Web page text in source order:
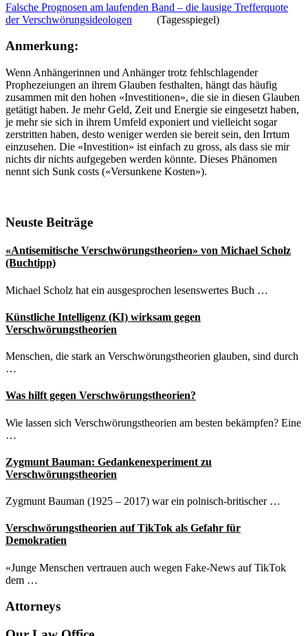
Falsche Prognosen am laufenden Band – die lausige Trefferquote
der Verschwörungsideologen (Tagesspiegel)
Anmerkung:
Wenn Anhängerinnen und Anhänger trotz fehlschlagender
Prophezeiungen an ihrem Glauben festhalten, hängt das häufig
zusammen mit den hohen «Investitionen», die sie in diesen Glauben
getätigt haben. Je mehr Geld, Zeit und Energie sie eingesetzt haben,
je mehr sie sich in ihrem Umfeld exponiert und vielleicht sogar
zerstritten haben, desto weniger werden sie bereit sein, den Irrtum
einzusehen. Die «Investition» ist einfach zu gross, als dass sie mir
nichts dir nichts aufgegeben werden könnte. Dieses Phänomen
nennt sich Sunk costs («Versunkene Kosten»).
Seitenspalte
Neuste Beiträge
«Antisemitische Verschwörungstheorien» von Michael Scholz
(Buchtipp)
Michael Scholz hat ein ausgesprochen lesenswertes Buch …
Künstliche Intelligenz (KI) wirksam gegen
Verschwörungstheorien
Menschen, die stark an Verschwörungstheorien glauben, sind durch
…
Was hilft gegen Verschwörungstheorien?
Wie lassen sich Verschwörungstheorien am besten bekämpfen? Eine
…
Zygmunt Bauman: Gedankenexperiment zu
Verschwörungstheorien
Zygmunt Bauman (1925 – 2017) war ein polnisch-britischer …
Verschwörungstheorien auf TikTok als Gefahr für
Demokratien
«Junge Menschen vertrauen auch wegen Fake-News auf TikTok
dem …
Attorneys